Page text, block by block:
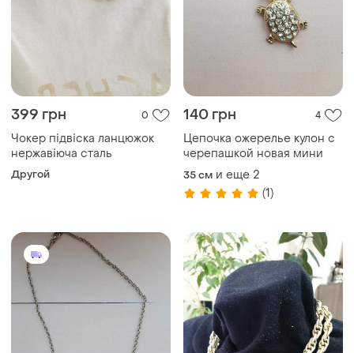
399 грн 0
Чокер підвіска ланцюжок
нержавіюча сталь
Другой
140 грн 4
Цепочка ожерелье кулон с
черепашкой новая мини
35 см и еще 2
(1)